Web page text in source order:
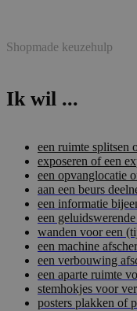
Shopmade keuzehulp
Ik wil ...
een ruimte splitsen
exposeren of een
een opvanglocatie
aan een beurs
een informatie
een
wanden voor een
een machine
een verbouwing
een aparte ruimte
stemhokjes voor
posters plakken of